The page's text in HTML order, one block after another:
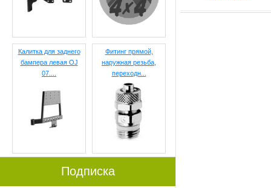
Калитка для заднего
бампера левая OJ
07....
Фитинг прямой,
наружная резьба,
переходн...
Подписка